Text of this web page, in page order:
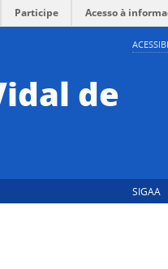
Participe Acesso à
de
SIGAA